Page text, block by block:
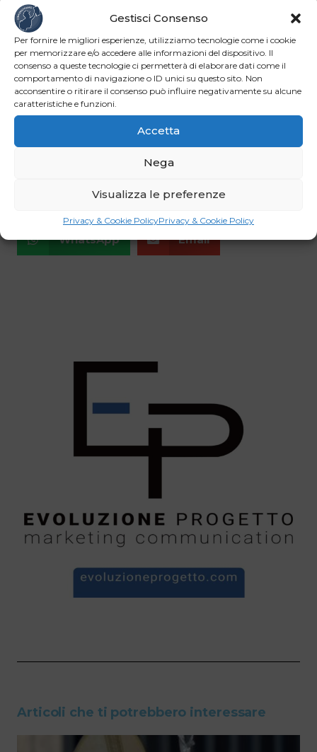
Gestisci Consenso
Per fornire le migliori esperienze, utilizziamo tecnologie come i cookie
per memorizzare e/o accedere alle informazioni del dispositivo. Il
consenso a queste tecnologie ci permetterà di elaborare dati come il
comportamento di navigazione o ID unici su questo sito. Non
acconsentire o ritirare il consenso può influire negativamente su alcune
caratteristiche e funzioni.
Accetta
Nega
Visualizza le preferenze
Privacy & Cookie PolicyPrivacy & Cookie Policy
sovrastata dal potere finanziario, per cui tutto è ormai in
vendita, come ha ben spiegato il Professor Michael
Sanders dell’Università di Harvard. Non credo che un
sistema socio-politico come quello attuale possa
reggere a lungo nel tempo senza una etica condivisa
che rappresenti l’amalgama della società stessa. Come
Facebook LinkedIn
WhatsApp Email
Articoli che ti potrebbero interessare